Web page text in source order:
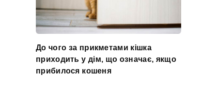
До чого за прикметами кішка
приходить у дім, що означає, якщо
прибилося кошеня